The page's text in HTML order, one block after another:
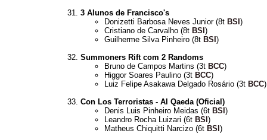
3 Alunos de Francisco's
Donizetti Barbosa Neves Junior (8t BSI )
Cristiano de Carvalho (8t BSI )
Guilherme Silva Pinheiro (8t BSI )
Summoners Rift com 2 Randoms
Bruno de Campos Martins (3t BCC)
Higgor Soares Paulino (3t BCC)
Luiz Felipe Asakawa Delgado Rosário (3t BCC)
Con Los Terroristas - Al Qaeda (Oficial)
Denis Luis Pinheiro Meidas (6t BSI )
Leandro Rocha Luizari (6t BSI )
Matheus Chiquitti Narcizo (6t BSI )